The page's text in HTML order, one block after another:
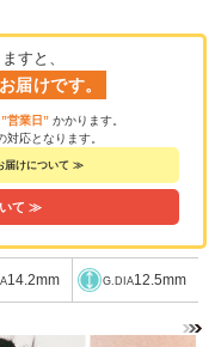
すと、
届けです。
営業日” かかります。
応となります。
届けについて ≫
いて ≫
14.2mm G.DIA12.5mm